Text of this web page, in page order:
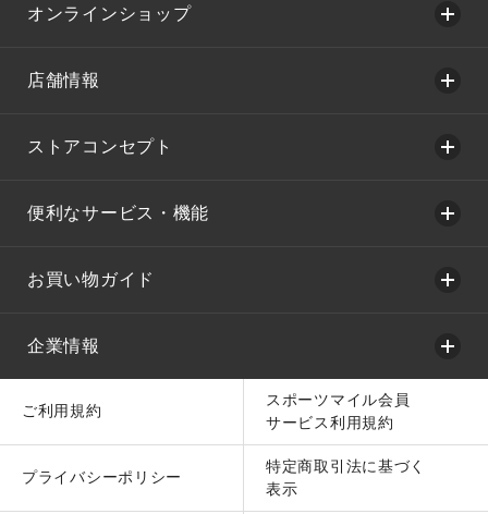
オンラインショップ
店舗情報
ストアコンセプト
便利なサービス・機能
お買い物ガイド
企業情報
ご利用規約
スポーツマイル会員
サービス利用規約
プライバシーポリシー
特定商取引法に基づく
表示